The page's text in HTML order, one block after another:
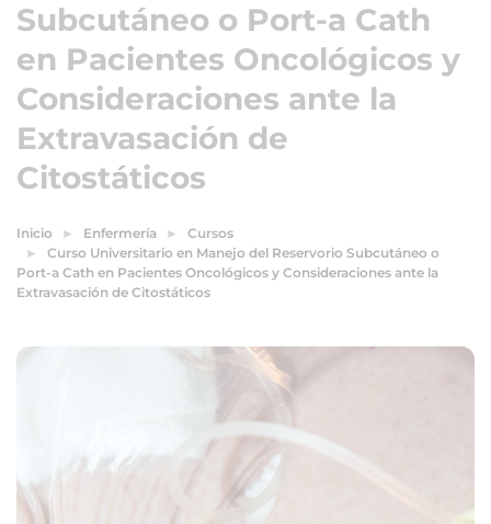
Subcutáneo o Port-a Cath
en Pacientes Oncológicos y
Consideraciones ante la
Extravasación de
Citostáticos
Inicio Enfermería
Cursos
Curso Universitario en Manejo del Reservorio Subcutáneo o
Port-a Cath en Pacientes Oncológicos y Consideraciones ante la
Extravasación de Citostáticos